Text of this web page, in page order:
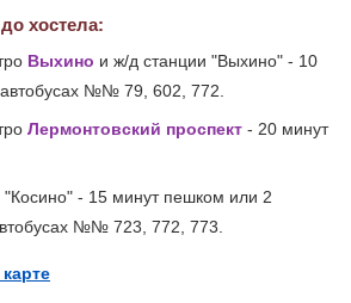
хостела:
Выхино и ж/д станции "Выхино" - 10
№№ 79, 602, 772.
Лермонтовский проспект - 20 минут
- 15 минут пешком или 2
№№ 723, 772, 773.
карте